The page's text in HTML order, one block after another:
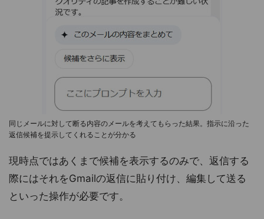
同じメールに対して断る内容のメールを考えてもらった結果。指示に沿った
返信候補を提示してくれることが分かる
現時点ではあくまで候補を表示するのみで、返信する
際にはそれをGmailの返信に貼り付け、編集して送る
といった操作が必要です。